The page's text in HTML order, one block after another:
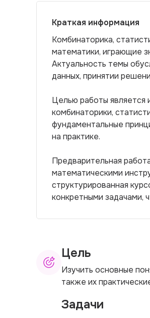
Краткая информация
Комбинаторика,
математики, играющие
Актуальность темы
данных, принятии
Целью работы является
комбинаторики,
фундаментальные
на практике.
Предварительная
математическими
структурированная
конкретными задачами,
Цель
Изучить основные
также их
Задачи